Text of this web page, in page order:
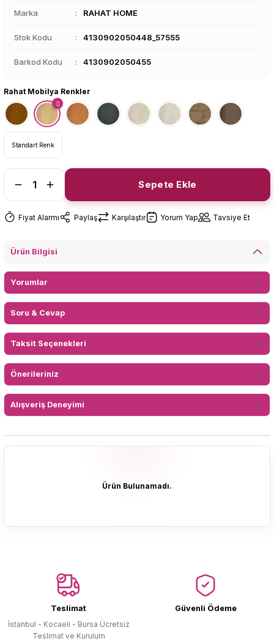
Marka RAHAT HOME
Stok Kodu 4130902050448_57555
Barkod Kodu 4130902050455
Rahat Mobilya Renkler
Standart Renk
Sepete Ekle
Fiyat Alarmı Paylaş Karşılaştır Yorum Yap Tavsiye Et
Ürün Bilgisi
Yorumlar
Soru & Cevap
Taksit Seçenekleri
Önerileriniz
Alışveriş Deneyimi
Ürün Bulunamadı.
Teslimat
İstanbul - Kocaeli - Bursa Ücretsiz
Teslimat ve Kurulum
Güvenli Ödeme